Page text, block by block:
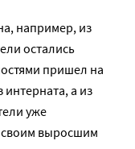
например, из
остались
пришел на
а из
уже
своим выросшим